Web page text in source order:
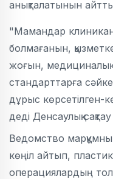
анықталатынын
"Мамандар
болмағанын,
жоғын,
стандарттарға
дұрыс көрсетілген-
деді Денсаулық
Ведомство
көңіл айтып,
операциялардың